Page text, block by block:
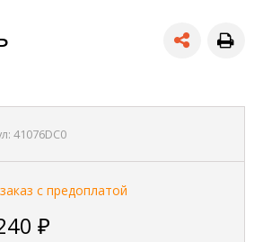
41076DC0
с предоплатой
₽